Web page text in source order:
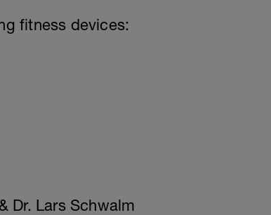
fitness devices:
Dr. Lars Schwalm